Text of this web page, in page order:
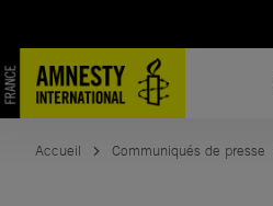
contenu
Accueil Communiqués de presse